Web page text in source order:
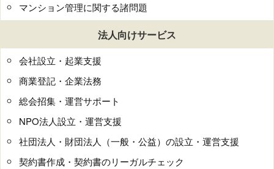
マンション管理に関する諸問題
法人向けサービス
会社設立・起業支援
商業登記・企業法務
総会招集・運営サポート
NPO法人設立・運営支援
社団法人・財団法人（一般・公益）の設立・運営支援
契約書作成・契約書のリーガルチェック